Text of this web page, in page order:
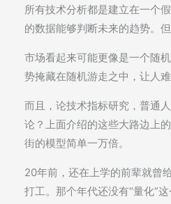
所有技术分析都是建立在一个
的数据能够判断未来的趋势。
市场看起来可能更像是一个随
势掩藏在随机游走之中，让人难
而且，论技术指标研究，普通
论？上面介绍的这些大路边上
街的模型简单一万倍。
20年前，还在上学的前辈就曾
打工。那个年代还没有“量化”